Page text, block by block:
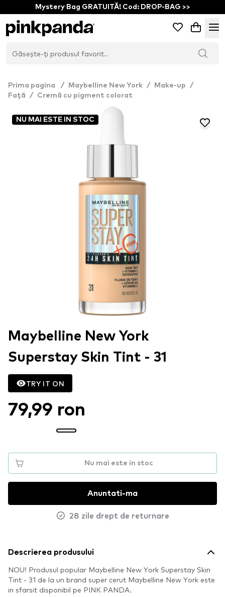
Mystery Bag GRATUITĂ! Cod: DROP-BAG >>
Prima pagina / Maybelline New York / Make-up
/
Față
/ Cremă cu pigment colorat
NU MAI ESTE IN STOC
Maybelline New York
Superstay Skin Tint - 31
TRY IT ON
79,99 ron
Nu mai este in stoc
Anuntati-ma
28 zile drept de returnare
Descrierea produsului
NOU! Produsul popular Maybelline New York Superstay Skin
Tint - 31 de la un brand super cerut Maybelline New York este
in sfarsit disponibil pe PINK PANDA.